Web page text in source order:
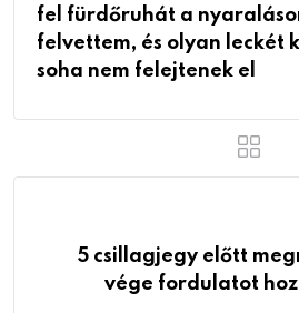
fel fürdőruhát a
felvettem, és olyan leckét
soha nem felejtenek el
5 csillagjegy előtt
vége fordulatot